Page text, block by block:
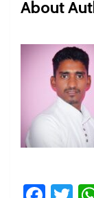
About